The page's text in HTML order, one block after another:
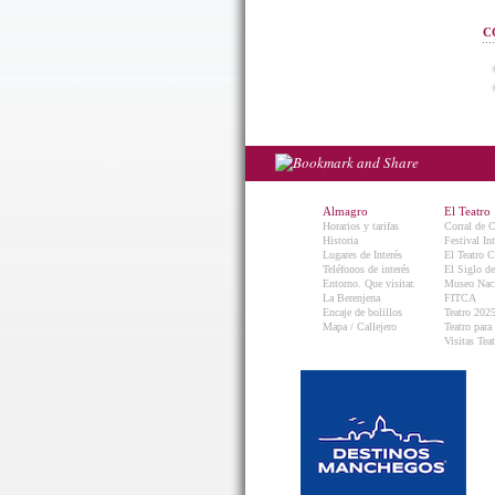
Almagro
Horarios y tarifas
Historia
Lugares de Interés
Teléfonos de interés
Entorno. Que visitar.
La Berenjena
Encaje de bolillos
Mapa / Callejero
El Teatro
Corral de
Festival
El Teatro
El Siglo
Museo
FITCA
Teatro 2025
Teatro
Visitas